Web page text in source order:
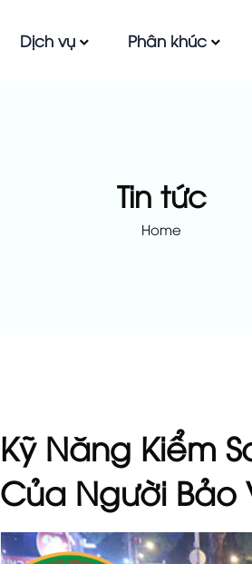
Dịch vụ Phân khúc
Tin tức
Home
Kỹ Năng Kiểm
Của Người Bảo